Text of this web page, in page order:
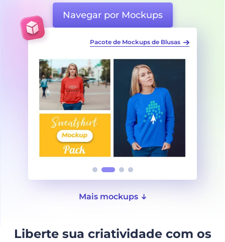
Navegar por Mockups
Blusas Mockups de Blusas Manga Longa
Mais mockups
Liberte sua criatividade com os